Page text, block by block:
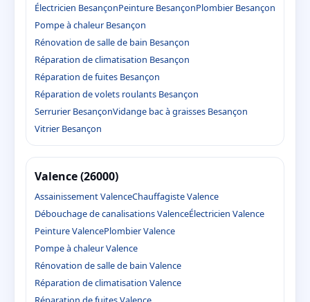
Électricien BesançonPeinture BesançonPlombier Besançon
Pompe à chaleur Besançon
Rénovation de salle de bain Besançon
Réparation de climatisation Besançon
Réparation de fuites Besançon
Réparation de volets roulants Besançon
Serrurier BesançonVidange bac à graisses Besançon
Vitrier Besançon
Valence (26000)
Assainissement ValenceChauffagiste Valence
Débouchage de canalisations ValenceÉlectricien Valence
Peinture ValencePlombier Valence
Pompe à chaleur Valence
Rénovation de salle de bain Valence
Réparation de climatisation Valence